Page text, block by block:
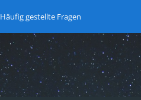
Häufig gestellte Fragen